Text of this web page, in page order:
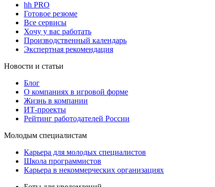
hh PRO
Готовое резюме
Все сервисы
Хочу у вас работать
Производственный календарь
Экспертная рекомендация
Новости и статьи
Блог
О компаниях в игровой форме
Жизнь в компании
ИТ-проекты
Рейтинг работодателей России
Молодым специалистам
Карьера для молодых специалистов
Школа программистов
Карьера в некоммерческих организациях